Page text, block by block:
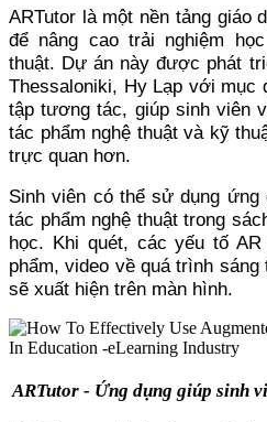
ARTutor là một nền tảng giáo
để nâng cao trải nghiệm
thuật. Dự án này được phát
Thessaloniki, Hy Lạp với mục
tập tương tác, giúp sinh viên
tác phẩm nghệ thuật và kỹ
trực quan hơn.
Sinh viên có thể sử dụng ứng
tác phẩm nghệ thuật trong
học. Khi quét, các yếu tố
phẩm, video về quá trình
sẽ xuất hiện trên màn hình.
ARTutor - Ứng dụng giúp sinh